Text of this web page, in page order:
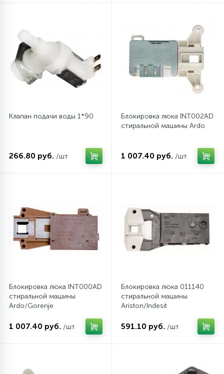
Ребра барабана
Ремни привода
Ручки люка
127
Ручки переключения
33
Сливные насосы (помпы)
77
Сливные фильтры
45
Смазки
Клапан подачи воды 1*90
266.80 руб. /шт
Блокировка люка INT002AD
стиральной машины Ardo
1 007.40 руб. /шт
Блокировка люка INT000AD
стиральной машины
Ardo/Gorenje
1 007.40 руб. /шт
Блокировка люка 011140
стиральной машины
Ariston/Indesit
591.10 руб. /шт